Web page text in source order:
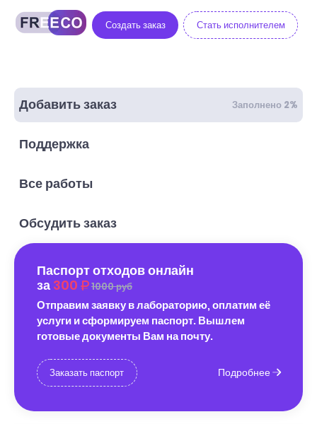
Создать заказ Стать исполнителем
Добавить заказ Заполнено 2%
Поддержка
Все работы
Обсудить заказ
Паспорт отходов онлайн
за 300 1000 руб
Отправим заявку в лабораторию, оплатим её
услуги и сформируем паспорт. Вышлем
готовые документы Вам на почту.
Заказать паспорт Подробнее